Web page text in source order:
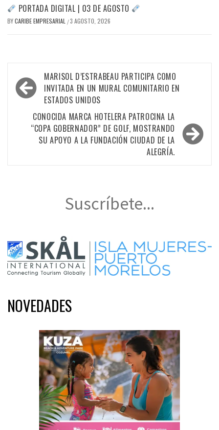
PORTADA DIGITAL | 03 DE AGOSTO
BYCARIBE EMPRESARIAL /3 AGOSTO, 2026
Navegación
de
entradas
MARISOL D’ESTRABEAU PARTICIPA COMO
INVITADA EN UN MURAL COMUNITARIO EN
ESTADOS UNIDOS
CONOCIDA MARCA HOTELERA PATROCINA LA
“COPA GOBERNADOR” DE GOLF, MOSTRANDO
SU APOYO A LA FUNDACIÓN CIUDAD DE LA
ALEGRÍA.
Suscríbete...
NOVEDADES